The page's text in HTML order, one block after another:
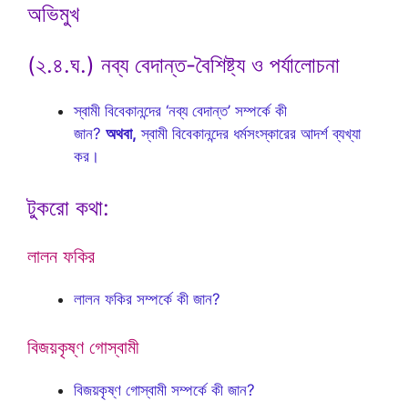
অভিমুখ
(২.৪.ঘ.) নব্য বেদান্ত-বৈশিষ্ট্য ও পর্যালোচনা
স্বামী বিবেকানন্দের ‘নব্য বেদান্ত’ সম্পর্কে কী
জান? অথবা, স্বামী বিবেকানন্দের ধর্মসংস্কারের আদর্শ ব্যখ্যা
কর।
টুকরো কথা:
লালন ফকির
লালন ফকির সম্পর্কে কী জান?
বিজয়কৃষ্ণ গোস্বামী
বিজয়কৃষ্ণ গোস্বামী সম্পর্কে কী জান?